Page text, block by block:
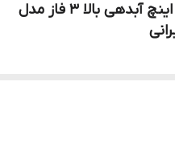
پمپ کفکش فدک ۵۴ متری ۴ اینچ آبدهی بالا ۳ فاز مدل